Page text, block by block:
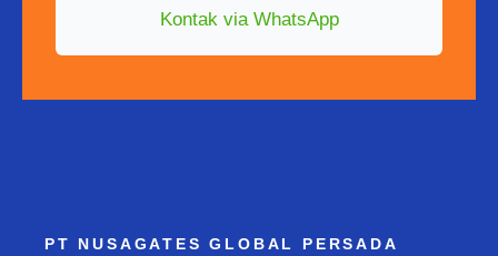
Kontak via WhatsApp
PT NUSAGATES GLOBAL PERSADA